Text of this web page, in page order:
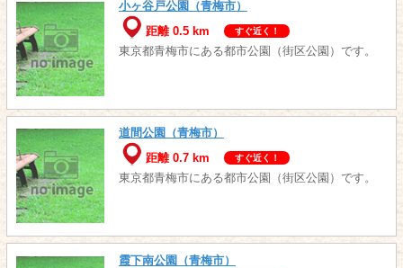
小ヶ谷戸公園（青梅市）
距離 0.5 km
すぐ近く！
東京都青梅市にある都市公園（街区公園）です。
道間公園（青梅市）
距離 0.7 km
すぐ近く！
東京都青梅市にある都市公園（街区公園）です。
霞下南公園（青梅市）